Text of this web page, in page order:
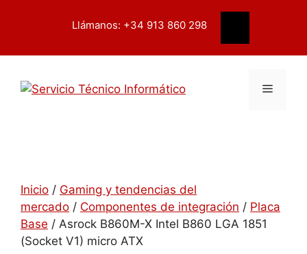
Buscar
Llámanos: +34 913 860 298
Menú
Inicio / Gaming y tendencias del
mercado / Componentes de integración / Placa
Base / Asrock B860M-X Intel B860 LGA 1851
(Socket V1) micro ATX